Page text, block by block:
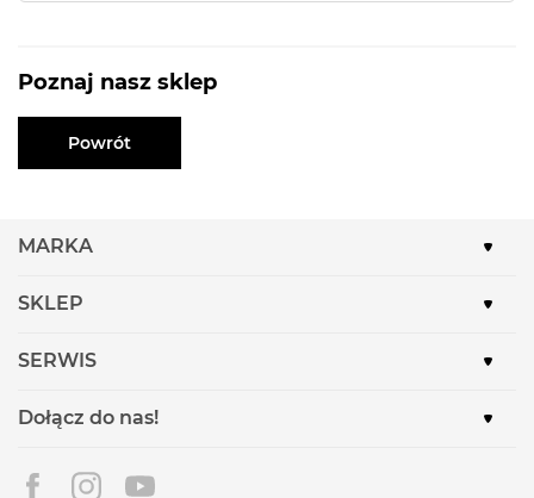
Poznaj nasz sklep
Powrót
MARKA
SKLEP
SERWIS
Dołącz do nas!